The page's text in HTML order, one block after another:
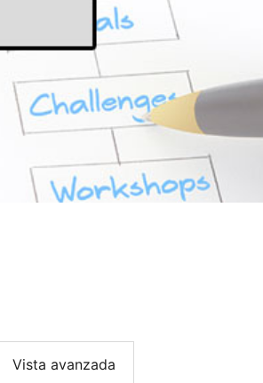
Vista avanzada